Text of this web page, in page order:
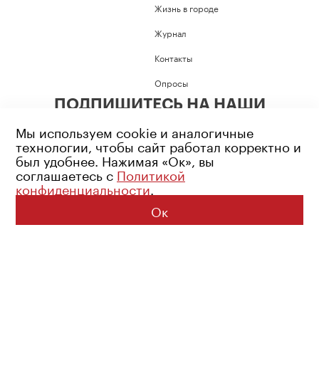
Жизнь в городе
Журнал
Контакты
Опросы
ПОДПИШИТЕСЬ НА НАШИ
Возрастное ограничение: 16+
Политика конфиденциальности
© 2026 Все права защищены
Мы используем cookie и аналогичные
технологии, чтобы сайт работал корректно и
был удобнее. Нажимая «Ок», вы
соглашаетесь с Политикой
конфиденциальности.
Ок